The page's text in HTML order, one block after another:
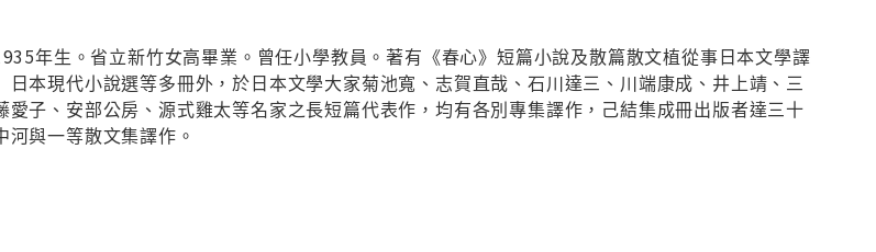
年生。省立新竹女高畢業。曾任小學教員。著有《春心》短篇小說及散篇散文植從事日本文學譯
本現代小說選等多冊外，於日本文學大家菊池寬、志賀直哉、石川達三、川端康成、井上靖、三
子、安部公房、源式雞太等名家之長短篇代表作，均有各別專集譯作，己結集成冊出版者達三十
與一等散文集譯作。